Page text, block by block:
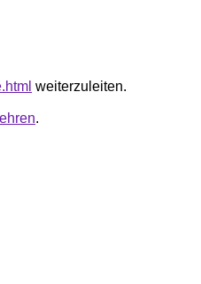
weiterzuleiten.
.